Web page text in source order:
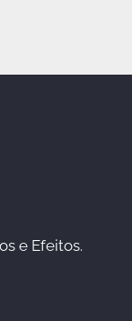
e Efeitos.